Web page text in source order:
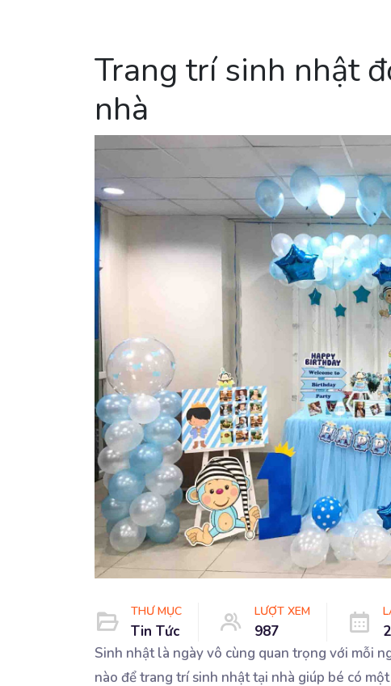
Trang trí sinh nhật
nhà
THƯ MỤC
Tin Tức
LƯỢT XEM
987
Sinh nhật là ngày vô cùng quan trọng với mỗi
nào để trang trí sinh nhật tại nhà giúp bé có